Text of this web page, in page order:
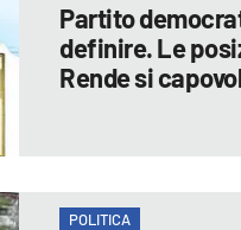
Partito
definire. Le
Rende si
POLITICA